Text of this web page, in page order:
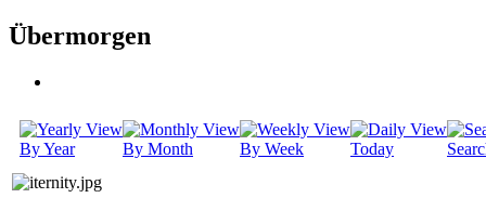
Übermorgen
By Year By Month By Week Today